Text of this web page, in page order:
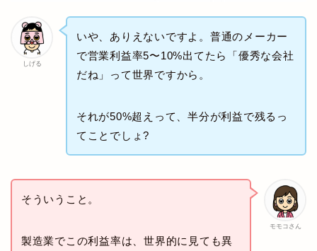
しげる
いや、ありえないですよ。普通のメーカー
で営業利益率5〜10%出てたら「優秀な会社
だね」って世界ですから。
それが50%超えって、半分が利益で残るっ
てことでしょ?
モモコさん
そういうこと。
製造業でこの利益率は、世界的に見ても異